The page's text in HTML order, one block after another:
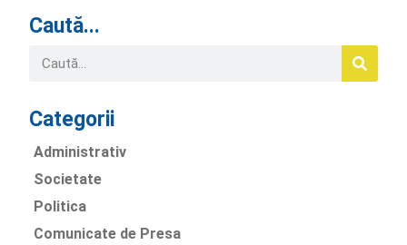
Caută...
Categorii
Administrativ
Societate
Politica
Comunicate de Presa